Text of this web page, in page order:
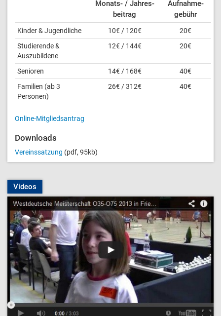
Monats- / Jahres­
beitrag
Aufnahme­
gebühr
Kinder & Jugendliche 10€ / 120€
20€
Studierende &
Auszubildene
12€ / 144€ 20€
Senioren 14€ / 168€
40€
Familien (ab 3
Personen)
26€ / 312€ 40€
Online-Mitgliedsantrag
Downloads
Vereinssatzung (pdf, 95kb)
Videos